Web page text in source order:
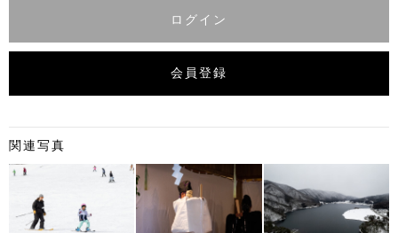
ログイン
会員登録
関連写真